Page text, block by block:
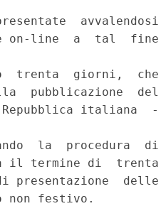
avvalendosi
on-line  a  tal  fine
trenta  giorni,  che
pubblicazione  del
italiana  -
la  procedura  di
il termine di  trenta
presentazione  delle
non festivo.